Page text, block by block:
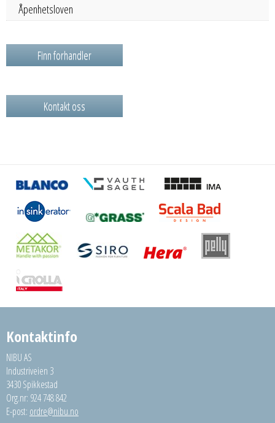
Åpenhetsloven
Finn forhandler
Kontakt oss
Kontaktinfo
NIBU AS
Industriveien 3
3430 Spikkestad
Org.nr: 924 748 842
E-post: ordre@nibu.no